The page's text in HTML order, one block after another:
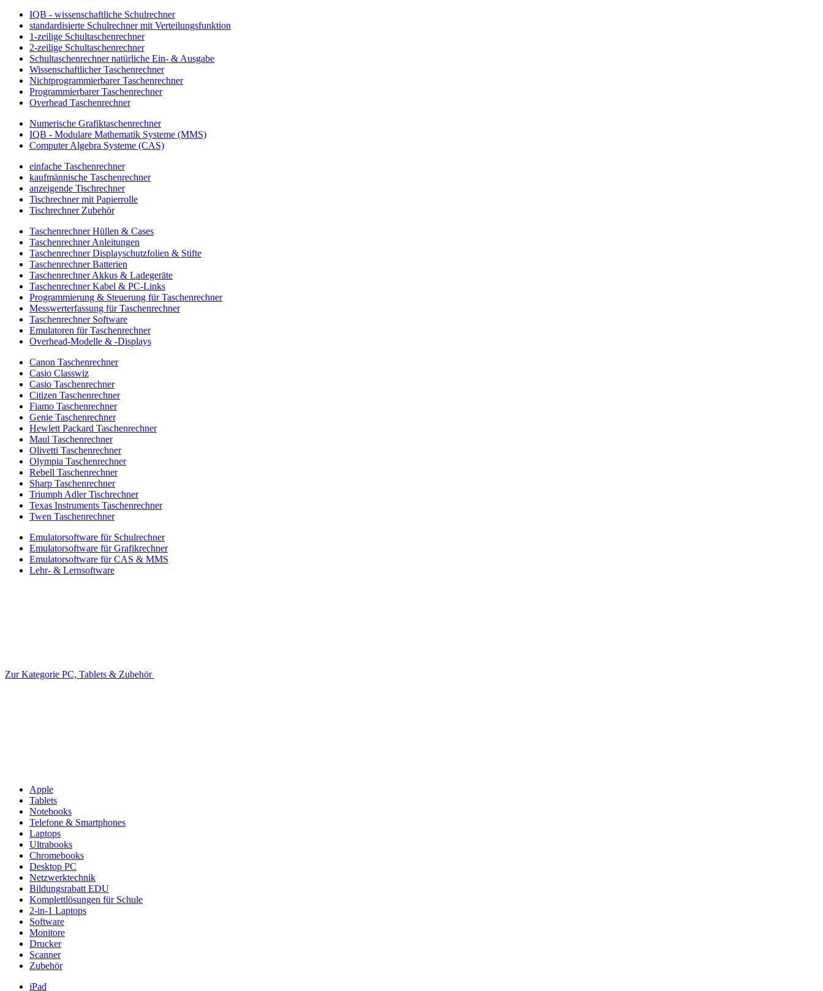
IQB - wissenschaftliche Schulrechner
standardisierte Schulrechner mit Verteilungsfunktion
1-zeilige Schultaschenrechner
2-zeilige Schultaschenrechner
Schultaschenrechner natürliche Ein- & Ausgabe
Wissenschaftlicher Taschenrechner
Nichtprogrammierbarer Taschenrechner
Programmierbarer Taschenrechner
Overhead Taschenrechner
Numerische Grafiktaschenrechner
IQB - Modulare Mathematik Systeme (MMS)
Computer Algebra Systeme (CAS)
einfache Taschenrechner
kaufmännische Taschenrechner
anzeigende Tischrechner
Tischrechner mit Papierrolle
Tischrechner Zubehör
Taschenrechner Hüllen & Cases
Taschenrechner Anleitungen
Taschenrechner Displayschutzfolien & Stifte
Taschenrechner Batterien
Taschenrechner Akkus & Ladegeräte
Taschenrechner Kabel & PC-Links
Programmierung & Steuerung für Taschenrechner
Messwerterfassung für Taschenrechner
Taschenrechner Software
Emulatoren für Taschenrechner
Overhead-Modelle & -Displays
Canon Taschenrechner
Casio Classwiz
Casio Taschenrechner
Citizen Taschenrechner
Fiamo Taschenrechner
Genie Taschenrechner
Hewlett Packard Taschenrechner
Maul Taschenrechner
Olivetti Taschenrechner
Olympia Taschenrechner
Rebell Taschenrechner
Sharp Taschenrechner
Triumph Adler Tischrechner
Texas Instruments Taschenrechner
Twen Taschenrechner
Emulatorsoftware für Schulrechner
Emulatorsoftware für Grafikrechner
Emulatorsoftware für CAS & MMS
Lehr- & Lernsoftware
Zur Kategorie PC, Tablets & Zubehör
Apple
Tablets
Notebooks
Telefone & Smartphones
Laptops
Ultrabooks
Chromebooks
Desktop PC
Netzwerktechnik
Bildungsrabatt EDU
Komplettlösungen für Schule
2-in-1 Laptops
Software
Monitore
Drucker
Scanner
Zubehör
iPad